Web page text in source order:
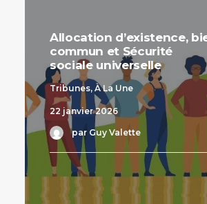
Allocation d’existence,
commun et Sécurité
sociale universelle
Tribunes, À La Une
22 janvier 2026
par Guy Valette